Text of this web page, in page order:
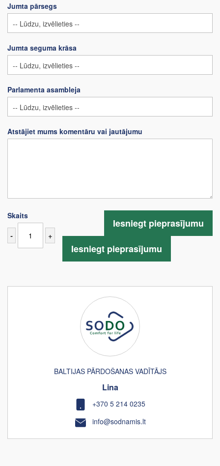
Jumta pārsegs
Jumta seguma krāsa
Parlamenta asambleja
Atstājiet mums komentāru vai jautājumu
Skaits
- +
Iesniegt pieprasījumu
Iesniegt pieprasījumu
BALTIJAS PĀRDOŠANAS VADĪTĀJS
Lina
+370 5 214 0235
info@sodnamis.lt